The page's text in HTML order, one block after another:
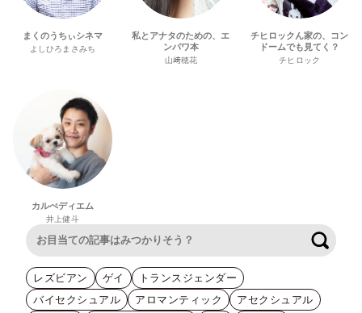
まくのうちぃシネマ
よしひろまさみち
私とアナタのための、エ
ンパワ本
山﨑穂花
チヒロックん家の、コン
ドームでも見てく？
チヒロック
カルぺディエム
井上健斗
レズビアン ゲイ
トランスジェンダー
バイセクシュアル
アロマンティック
アセクシュアル